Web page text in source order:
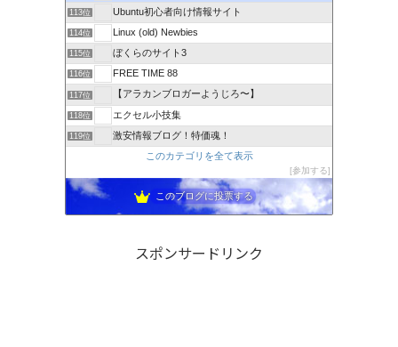
113位 Ubuntu初心者向け情報サイト
114位 Linux (old) Newbies
115位 ぼくらのサイト3
116位 FREE TIME 88
117位 【アラカンブロガーようじろ〜】
118位 エクセル小技集
119位
激安情報ブログ！特価魂！
このカテゴリを全て表示
参加する
このブログに投票する
スポンサードリンク